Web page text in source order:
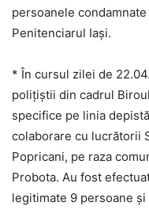
persoanele
Penitenciarul Iaşi.
* În cursul zilei de
poliţiştii din cadrul
specifice pe linia
colaborare cu lucrătorii
Popricani, pe raza
Probota. Au fost
legitimate 9 persoane